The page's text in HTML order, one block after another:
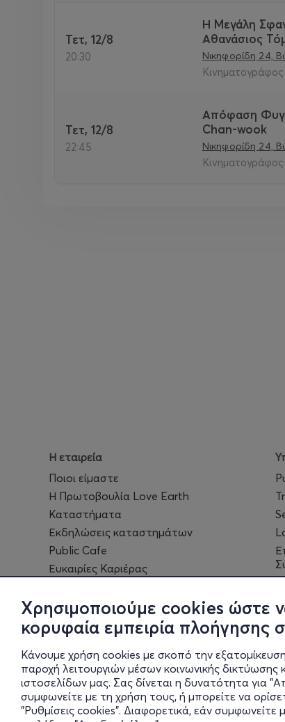
Χρησιμοποιούμε cookies ώστε
κορυφαία εμπειρία πλοήγησης
Κάνουμε χρήση cookies με σκοπό την
παροχή λειτουργιών μέσων κοινωνικής
ιστοσελίδων μας. Σας δίνεται η δυνατότητα για
συμφωνείτε με τη χρήση τους, ή μπορείτε να
"Ρυθμίσεις cookies". Διαφορετικά, εάν
Τετ, 12/8
20:30
Η Μεγάλη
Αθανάσιος
Νικηφορίδη 24,
Τετ, 12/8
22:45
Απόφαση
Chan-wook
Νικηφορίδη 24,
Η εταιρεία
Ποιοι είμαστε
Η Πρωτοβουλία Love Earth
Καταστήματα
Εκδηλώσεις καταστημάτων
Public Cafe
Ευκαιρίες Καριέρας